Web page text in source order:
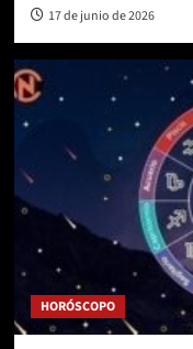
17 de junio de 2026
HORÓSCOPO